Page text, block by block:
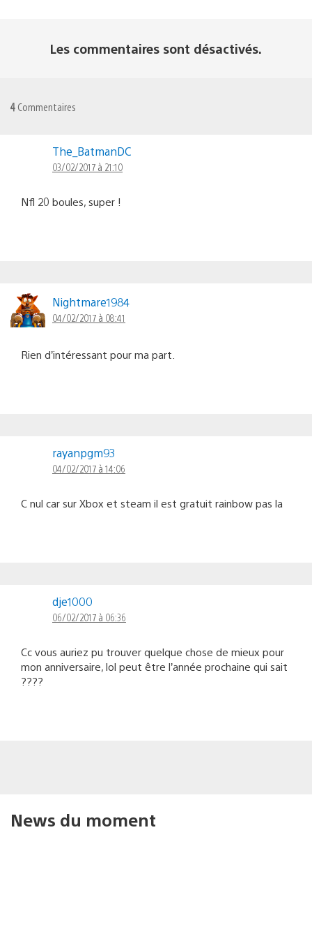
Les commentaires sont désactivés.
4 Commentaires
The_BatmanDC
03/02/2017 à 21:10
Nfl 20 boules, super !
Nightmare1984
04/02/2017 à 08:41
Rien d’intéressant pour ma part.
rayanpgm93
04/02/2017 à 14:06
C nul car sur Xbox et steam il est gratuit rainbow pas la
dje1000
06/02/2017 à 06:36
Cc vous auriez pu trouver quelque chose de mieux pour
mon anniversaire, lol peut être l’année prochaine qui sait
????
News du moment